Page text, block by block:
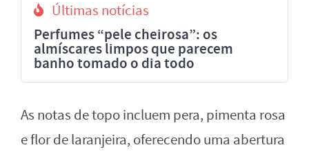
Últimas notícias
Perfumes “pele cheirosa”: os
almíscares limpos que parecem
banho tomado o dia todo
As notas de topo incluem pera, pimenta rosa
e flor de laranjeira, oferecendo uma abertura